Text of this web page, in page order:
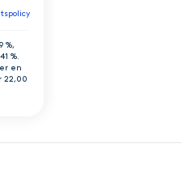
%,
%.
en
22,00